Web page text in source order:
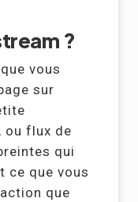
?
vous
sur
ou flux de
qui
ce que vous
que